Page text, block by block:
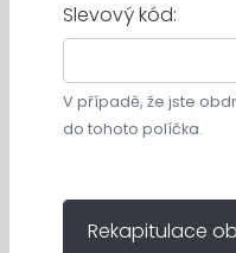
Slevový kód:
V případě, že jste
do tohoto políčka.
Rekapitulace